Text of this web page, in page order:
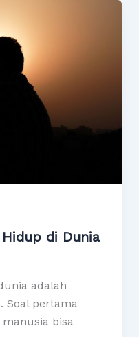
di Dunia
adalah
Soal pertama
bisa